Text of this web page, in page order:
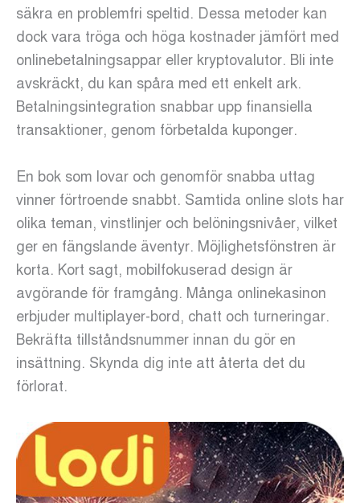
säkra en problemfri speltid. Dessa metoder kan
dock vara tröga och höga kostnader jämfört med
onlinebetalningsappar eller kryptovalutor. Bli inte
avskräckt, du kan spåra med ett enkelt ark.
Betalningsintegration snabbar upp finansiella
transaktioner, genom förbetalda kuponger.
En bok som lovar och genomför snabba uttag
vinner förtroende snabbt. Samtida online slots har
olika teman, vinstlinjer och belöningsnivåer, vilket
ger en fängslande äventyr. Möjlighetsfönstren är
korta. Kort sagt, mobilfokuserad design är
avgörande för framgång. Många onlinekasinon
erbjuder multiplayer-bord, chatt och turneringar.
Bekräfta tillståndsnummer innan du gör en
insättning. Skynda dig inte att återta det du
förlorat.